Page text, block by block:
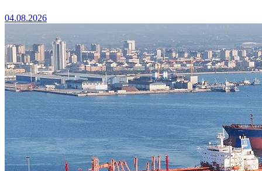
04.08.2026